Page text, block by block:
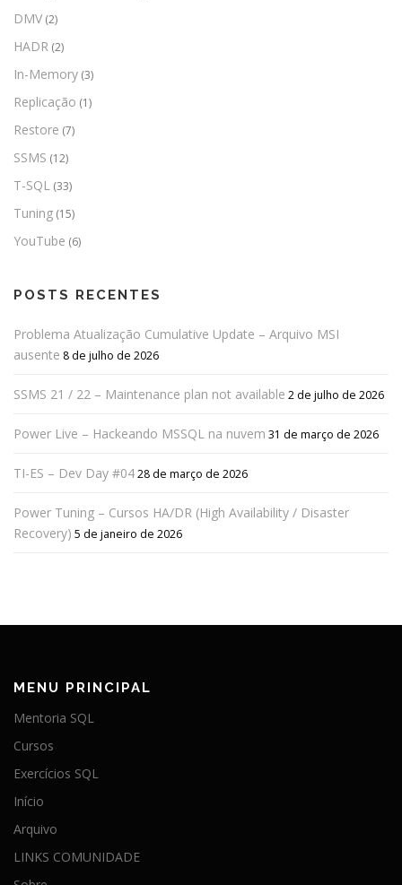
DMV (2)
HADR (2)
In-Memory (3)
Replicação (1)
Restore (7)
SSMS (12)
T-SQL (33)
Tuning (15)
YouTube (6)
POSTS RECENTES
Problema Atualização Cumulative Update – Arquivo MSI
ausente 8 de julho de 2026
SSMS 21 / 22 – Maintenance plan not available 2 de julho de 2026
Power Live – Hackeando MSSQL na nuvem 31 de março de 2026
TI-ES – Dev Day #0428 de março de 2026
Power Tuning – Cursos HA/DR (High Availability / Disaster
Recovery) 5 de janeiro de 2026
MENU PRINCIPAL
Mentoria SQL
Cursos
Exercícios SQL
Início
Arquivo
LINKS COMUNIDADE